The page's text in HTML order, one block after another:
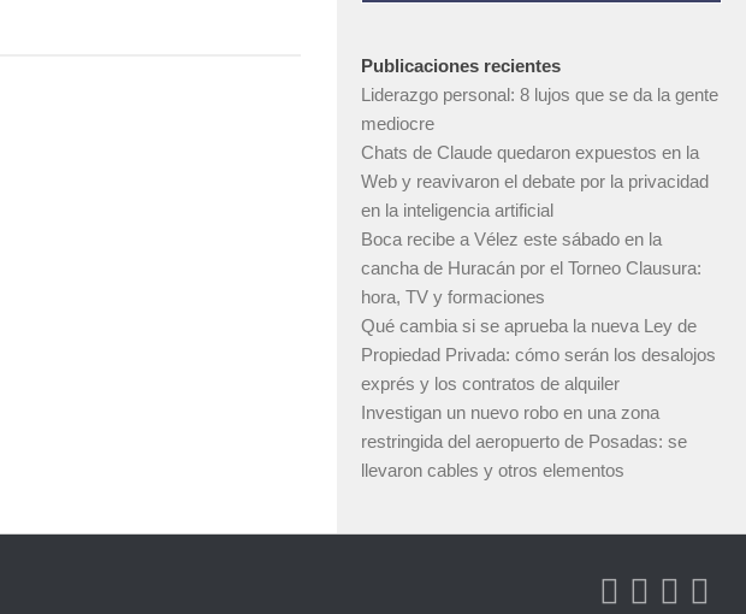
Publicaciones recientes
Liderazgo personal: 8 lujos que se da la gente
mediocre
Chats de Claude quedaron expuestos en la
Web y reavivaron el debate por la privacidad
en la inteligencia artificial
Boca recibe a Vélez este sábado en la
cancha de Huracán por el Torneo Clausura:
hora, TV y formaciones
Qué cambia si se aprueba la nueva Ley de
Propiedad Privada: cómo serán los desalojos
exprés y los contratos de alquiler
Investigan un nuevo robo en una zona
restringida del aeropuerto de Posadas: se
llevaron cables y otros elementos